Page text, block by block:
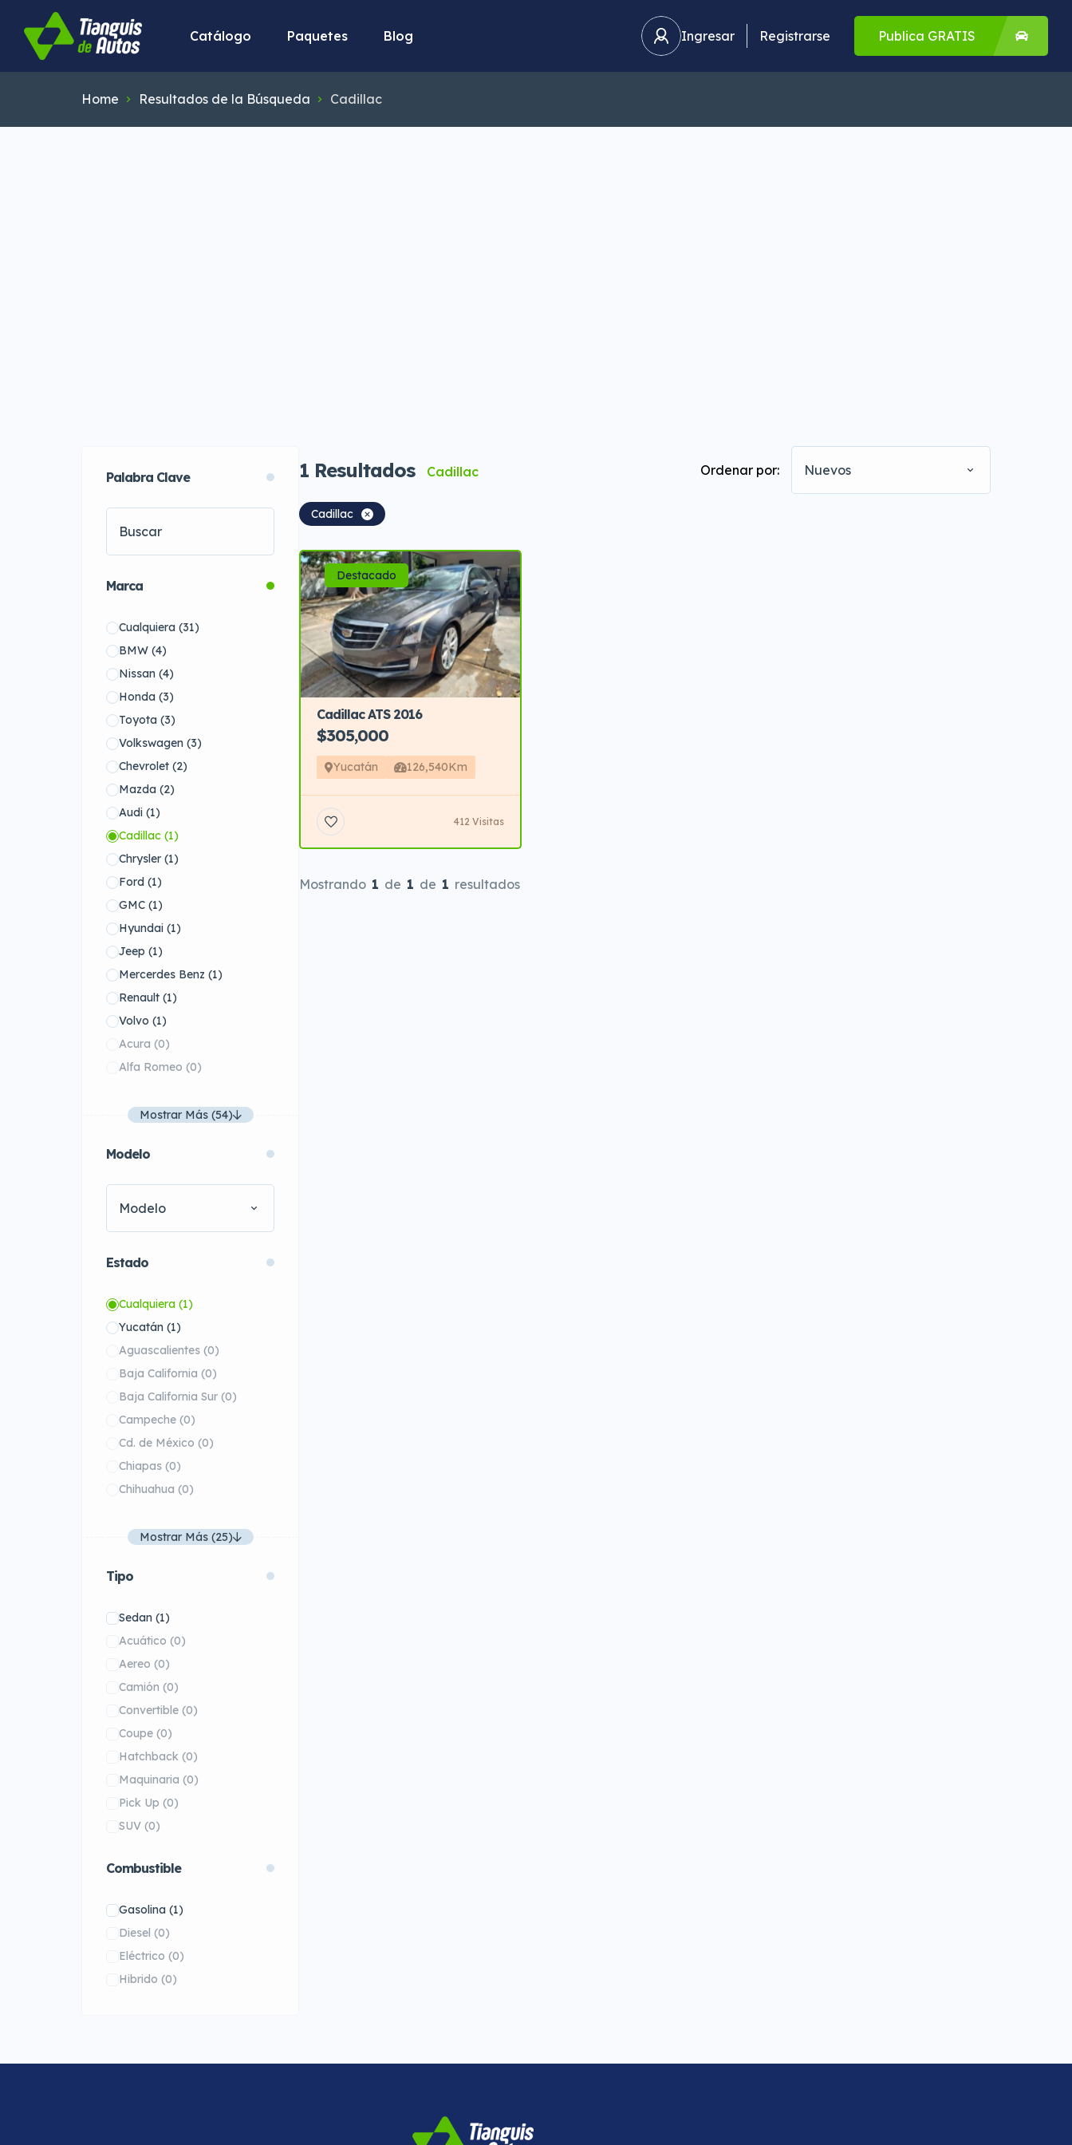
Catálogo Paquetes Blog Ingresar Registrarse Publica GRATIS
Home Resultados de la Búsqueda Cadillac
Palabra Clave
Marca
Cualquiera (31)
BMW (4)
Nissan (4)
Honda (3)
Toyota (3)
Volkswagen (3)
Chevrolet (2)
Mazda (2)
Audi (1)
Cadillac (1)
Chrysler (1)
Ford (1)
GMC (1)
Hyundai (1)
Jeep (1)
Mercerdes Benz (1)
Renault (1)
Volvo (1)
Acura (0)
Alfa Romeo (0)
Mostrar Más (54)
Modelo
Modelo
Estado
Cualquiera (1)
Yucatán (1)
Aguascalientes (0)
Baja California (0)
Baja California Sur (0)
Campeche (0)
Cd. de México (0)
Chiapas (0)
Chihuahua (0)
Mostrar Más (25)
Tipo
Sedan (1)
Acuático (0)
Aereo (0)
Camión (0)
Convertible (0)
Coupe (0)
Hatchback (0)
Maquinaria (0)
Pick Up (0)
SUV (0)
Combustible
Gasolina (1)
Diesel (0)
Eléctrico (0)
Hibrido (0)
1 Resultados Cadillac Ordenar por: Nuevos
Cadillac
Destacado
Cadillac ATS 2016
$305,000
Yucatán 126,540Km
412 Visitas
Mostrando 1 de 1 de 1 resultados